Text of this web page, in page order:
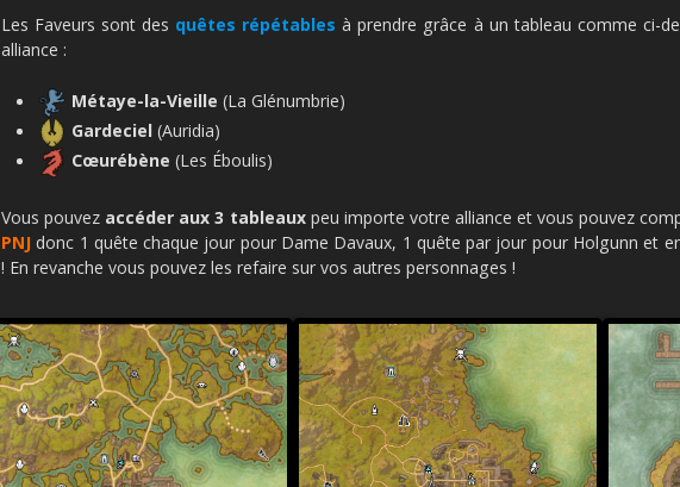
Les Faveurs sont des quêtes répétables à prendre grâce à un tableau comme ci-
alliance :
Métaye-la-Vieille (La Glénumbrie)
Gardeciel (Auridia)
Cœurébène (Les Éboulis)
Vous pouvez accéder aux 3 tableaux peu importe votre alliance et vous pouvez
PNJ donc 1 quête chaque jour pour Dame Davaux, 1 quête par jour pour Holgunn et
! En revanche vous pouvez les refaire sur vos autres personnages !